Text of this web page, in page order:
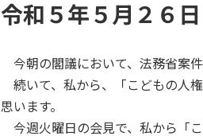
新
日
令和５年５月２６日
今朝の閣議において、法務省案件
続いて、私から、「こどもの人
思います。
今週火曜日の会見で、私から「